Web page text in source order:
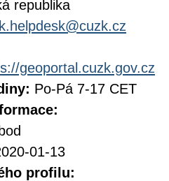
republika
geoportal.cuzk.gov.cz
Po-Pá 7-17 CET
01-13
profilu: